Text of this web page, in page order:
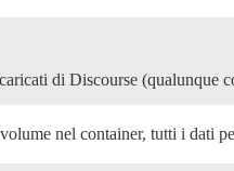
di Discourse (qualunque
nel container, tutti i dati